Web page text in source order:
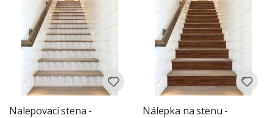
Nalepovací stena -
Nálepka na stenu -